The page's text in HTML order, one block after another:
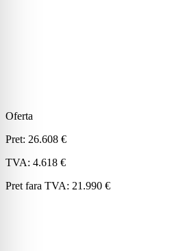
Oferta
Pret: 26.608 €
TVA: 4.618 €
Pret fara TVA: 21.990 €